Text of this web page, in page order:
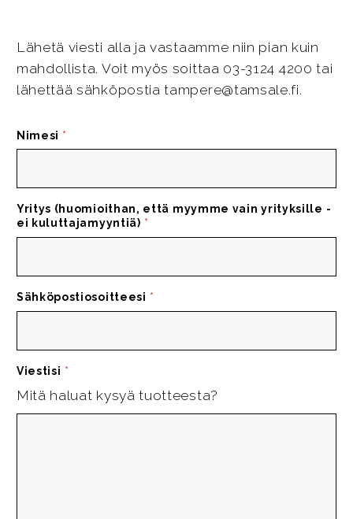
Lähetä viesti alla ja vastaamme niin pian kuin
mahdollista. Voit myös soittaa 03-3124 4200 tai
lähettää sähköpostia tampere@tamsale.fi.
Nimesi *
Yritys (huomioithan, että myymme vain yrityksille -
ei kuluttajamyyntiä) *
Sähköpostiosoitteesi *
Viestisi *
Mitä haluat kysyä tuotteesta?